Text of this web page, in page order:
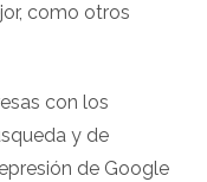
como otros
con los
y de
de Google